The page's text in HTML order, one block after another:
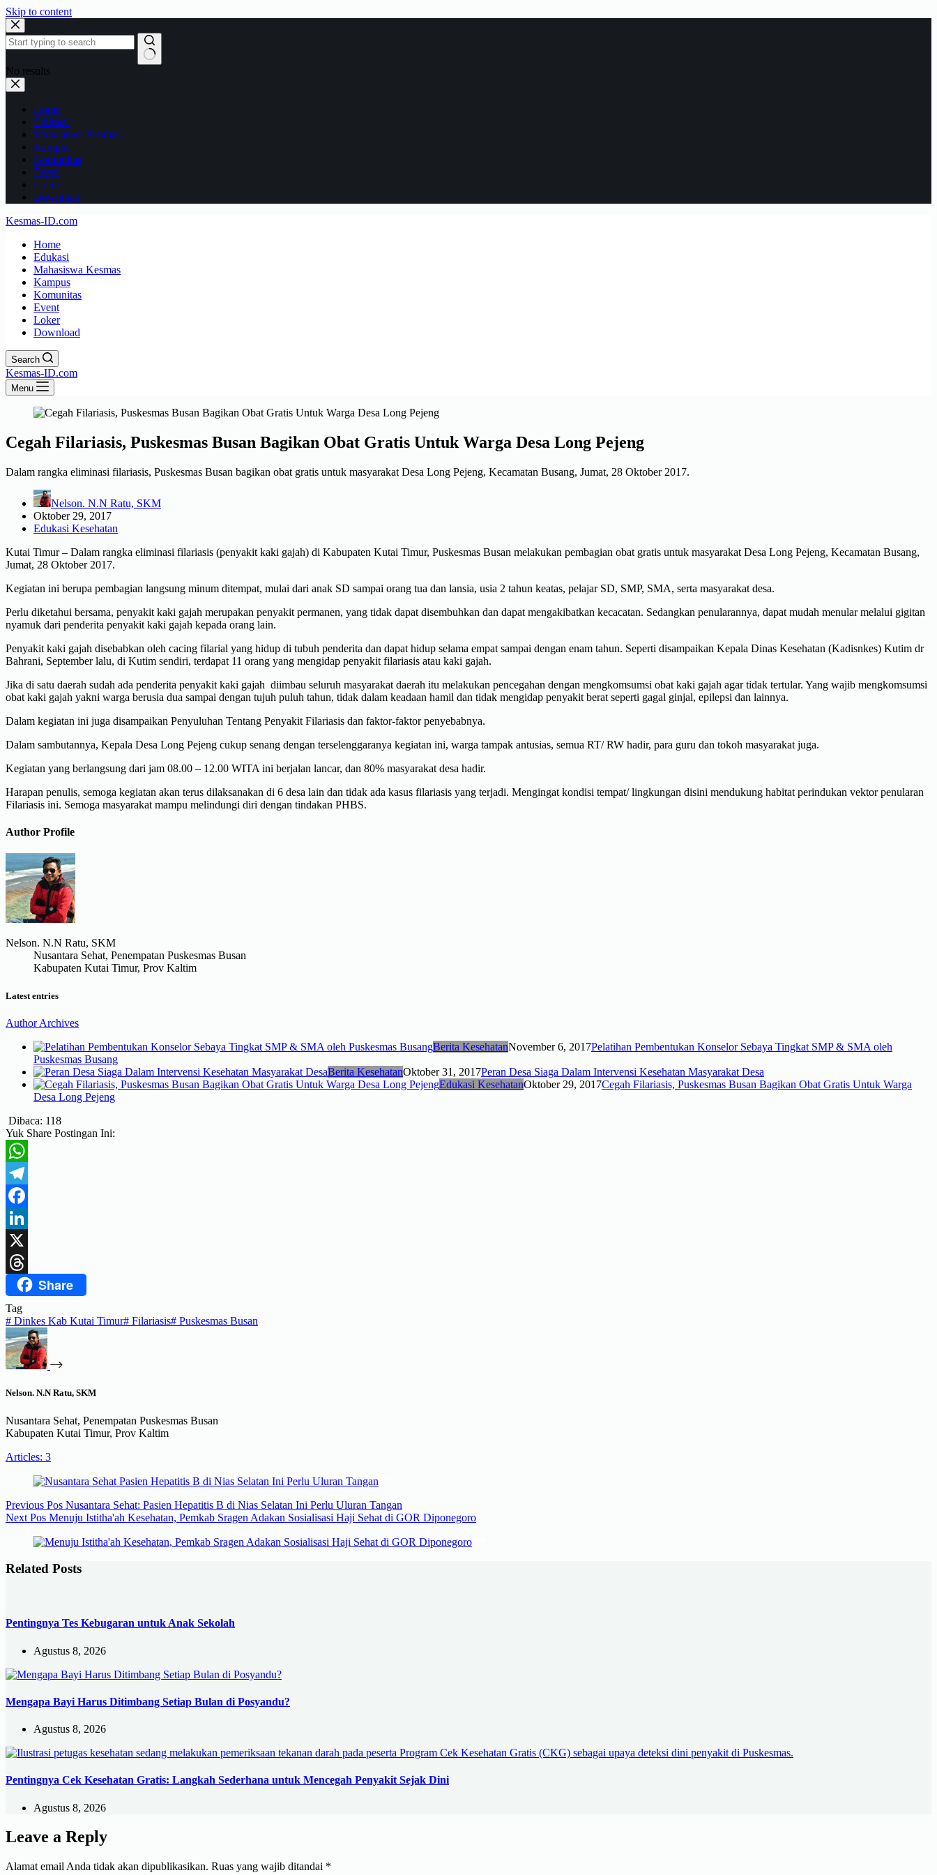
Skip to content
No results
Home
Edukasi
Mahasiswa Kesmas
Kampus
Komunitas
Event
Loker
Download
Kesmas-ID.com
Home
Edukasi
Mahasiswa Kesmas
Kampus
Komunitas
Event
Loker
Download
Search
Kesmas-ID.com
Menu
Cegah Filariasis, Puskesmas Busan Bagikan Obat Gratis Untuk Warga Desa Long Pejeng
Dalam rangka eliminasi filariasis, Puskesmas Busan bagikan obat gratis untuk masyarakat Desa Long Pejeng, Kecamatan Busang, Jumat, 28 Oktober 2017.
Nelson. N.N Ratu, SKM
Oktober 29, 2017
Edukasi Kesehatan
Kutai Timur – Dalam rangka eliminasi filariasis (penyakit kaki gajah) di Kabupaten Kutai Timur, Puskesmas Busan melakukan pembagian obat gratis untuk masyarakat Desa Long Pejeng, Kecamatan Busang,
Jumat, 28 Oktober 2017.
Kegiatan ini berupa pembagian langsung minum ditempat, mulai dari anak SD sampai orang tua dan lansia, usia 2 tahun keatas, pelajar SD, SMP, SMA, serta masyarakat desa.
Perlu diketahui bersama, penyakit kaki gajah merupakan penyakit permanen, yang tidak dapat disembuhkan dan dapat mengakibatkan kecacatan. Sedangkan penularannya, dapat mudah menular melalui gigitan
nyamuk dari penderita penyakit kaki gajah kepada orang lain.
Penyakit kaki gajah disebabkan oleh cacing filarial yang hidup di tubuh penderita dan dapat hidup selama empat sampai dengan enam tahun. Seperti disampaikan Kepala Dinas Kesehatan (Kadisnkes) Kutim dr
Bahrani, September lalu, di Kutim sendiri, terdapat 11 orang yang mengidap penyakit filariasis atau kaki gajah.
Jika di satu daerah sudah ada penderita penyakit kaki gajah diimbau seluruh masyarakat daerah itu melakukan pencegahan dengan mengkomsumsi obat kaki gajah agar tidak tertular. Yang wajib mengkomsumsi
obat kaki gajah yakni warga berusia dua sampai dengan tujuh puluh tahun, tidak dalam keadaan hamil dan tidak mengidap penyakit berat seperti gagal ginjal, epilepsi dan lainnya.
Dalam kegiatan ini juga disampaikan Penyuluhan Tentang Penyakit Filariasis dan faktor-faktor penyebabnya.
Dalam sambutannya, Kepala Desa Long Pejeng cukup senang dengan terselenggaranya kegiatan ini, warga tampak antusias, semua RT/ RW hadir, para guru dan tokoh masyarakat juga.
Kegiatan yang berlangsung dari jam 08.00 – 12.00 WITA ini berjalan lancar, dan 80% masyarakat desa hadir.
Harapan penulis, semoga kegiatan akan terus dilaksanakan di 6 desa lain dan tidak ada kasus filariasis yang terjadi. Mengingat kondisi tempat/ lingkungan disini mendukung habitat perindukan vektor penularan
Filariasis ini. Semoga masyarakat mampu melindungi diri dengan tindakan PHBS.
Author Profile
Nelson. N.N Ratu, SKM
Nusantara Sehat, Penempatan Puskesmas Busan
Kabupaten Kutai Timur, Prov Kaltim
Latest entries
Author Archives
Berita KesehatanNovember 6, 2017Pelatihan Pembentukan Konselor Sebaya Tingkat SMP & SMA oleh
Puskesmas Busang
Berita KesehatanOktober 31, 2017Peran Desa Siaga Dalam Intervensi Kesehatan Masyarakat Desa
Edukasi KesehatanOktober 29, 2017Cegah Filariasis, Puskesmas Busan Bagikan Obat Gratis Untuk Warga
Desa Long Pejeng
Dibaca: 118
Yuk Share Postingan Ini:
WhatsApp
Telegram
Facebook
LinkedIn
X
ThreadsShare
Tag
# Dinkes Kab Kutai Timur# Filariasis# Puskesmas Busan
Nelson. N.N Ratu, SKM
Nusantara Sehat, Penempatan Puskesmas Busan
Kabupaten Kutai Timur, Prov Kaltim
Articles: 3
Previous Pos Nusantara Sehat: Pasien Hepatitis B di Nias Selatan Ini Perlu Uluran Tangan
Next Pos Menuju Istitha'ah Kesehatan, Pemkab Sragen Adakan Sosialisasi Haji Sehat di GOR Diponegoro
Related Posts
Pentingnya Tes Kebugaran untuk Anak Sekolah
Agustus 8, 2026
Mengapa Bayi Harus Ditimbang Setiap Bulan di Posyandu?
Agustus 8, 2026
Pentingnya Cek Kesehatan Gratis: Langkah Sederhana untuk Mencegah Penyakit Sejak Dini
Agustus 8, 2026
Leave a Reply
Alamat email Anda tidak akan dipublikasikan. Ruas yang wajib ditandai *